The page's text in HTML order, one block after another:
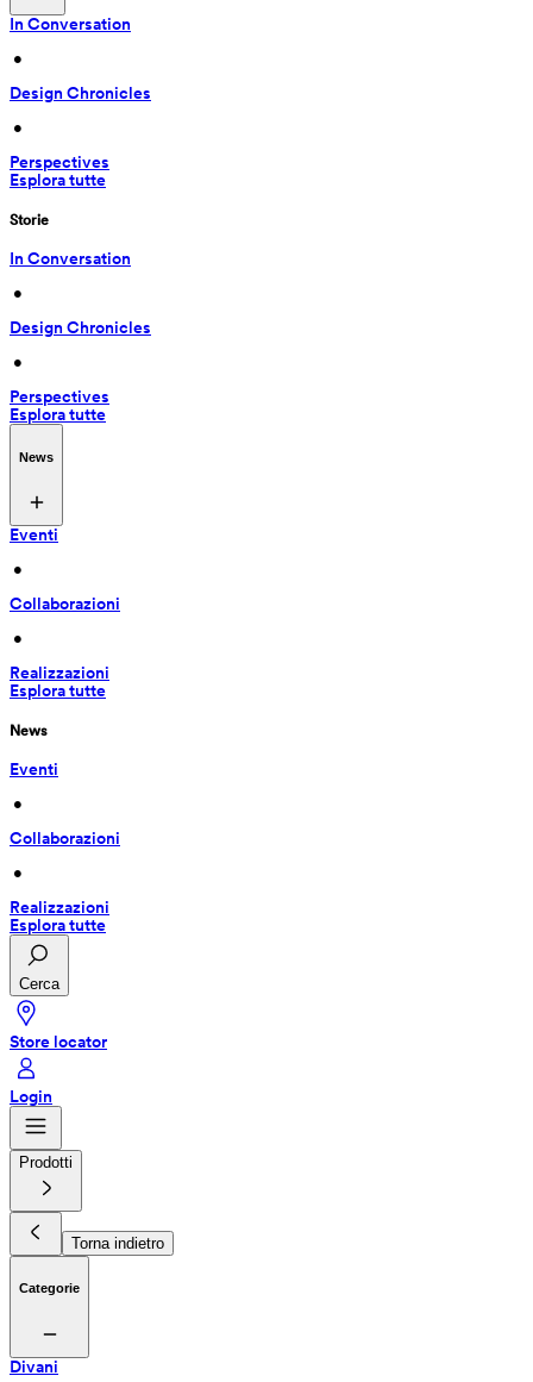
In Conversation
•
Design Chronicles
•
Perspectives
Esplora tutte
Storie
In Conversation
•
Design Chronicles
•
Perspectives
Esplora tutte
News
Eventi
•
Collaborazioni
•
Realizzazioni
Esplora tutte
News
Eventi
•
Collaborazioni
•
Realizzazioni
Esplora tutte
Cerca
Store locator
Login
Prodotti
Torna indietro
Categorie
Divani